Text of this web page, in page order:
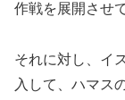
作戦を展開させ
それに対し、イ
入して、ハマス